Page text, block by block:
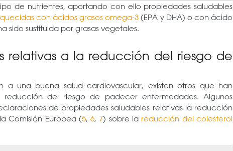
de nutrientes, aportando con ello propiedades saludables
con ácidos grasos omega-3 (EPA y DHA) o con ácido
sustituida por grasas vegetales.
relativas a la reducción del riesgo de
a una buena salud cardiovascular, existen otros que han
del riesgo de padecer enfermedades. Algunos
de propiedades saludables relativas la reducción
Comisión Europea (5,6, 7) sobre la reducción del colesterol